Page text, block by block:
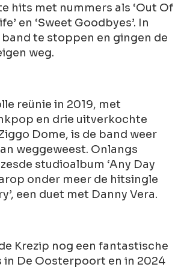
hits met nummers als ‘Out Of
en ‘Sweet Goodbyes’. In
te stoppen en gingen de
weg.
reünie in 2019, met
en drie uitverkochte
Dome, is de band weer
weggeweest. Onlangs
studioalbum ‘Any Day
onder meer de hitsingle
een duet met Danny Vera.
Krezip nog een fantastische
in De Oosterpoort en in 2024